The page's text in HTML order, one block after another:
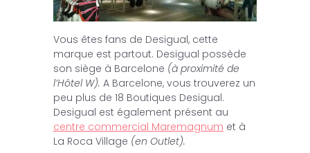
Vous êtes fans de Desigual, cette
marque est partout. Desigual possède
son siège à Barcelone (à proximité de
l’Hôtel W). A Barcelone, vous trouverez un
peu plus de 18 Boutiques Desigual.
Desigual est également présent au
centre commercial Maremagnum et à
La Roca Village (en Outlet).